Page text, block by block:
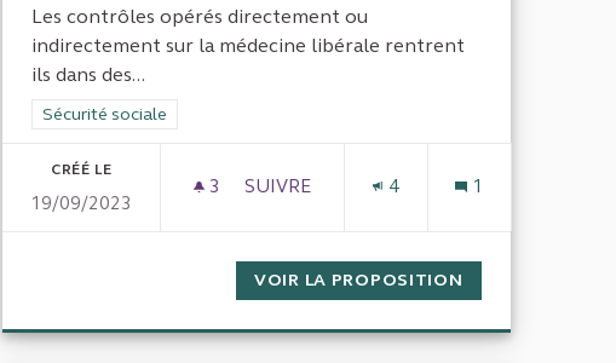
MANIFESTATIONS GRAND PUBLIC
DES SUBVENTIONS AUX MANIFESTATIONS GRAND PUBLIC
Les contrôles opérés directement ou
indirectement sur la médecine libérale rentrent
ils dans des...
Filtrer les résultats de la catégorie : Sécurité sociale
Sécurité sociale
CRÉÉ LE
19/09/2023
3 3 ABONNÉS
SUIVRE
4 1
VOIR LA PROPOSITION